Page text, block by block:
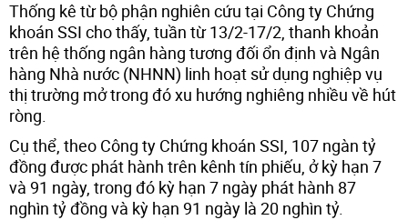
Thống kê từ bộ phận nghiên cứu tại Công ty Chứng
khoán SSI cho thấy, tuần từ 13/2-17/2, thanh khoản
trên hệ thống ngân hàng tương đối ổn định và Ngân
hàng Nhà nước (NHNN) linh hoạt sử dụng nghiệp vụ
thị trường mở trong đó xu hướng nghiêng nhiều về hút
ròng.
Cụ thể, theo Công ty Chứng khoán SSI, 107 ngàn tỷ
đồng được phát hành trên kênh tín phiếu, ở kỳ hạn 7
và 91 ngày, trong đó kỳ hạn 7 ngày phát hành 87
nghìn tỷ đồng và kỳ hạn 91 ngày là 20 nghìn tỷ.